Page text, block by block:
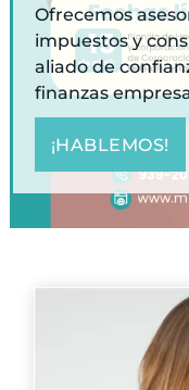
Ofrecemos
impuestos y
aliado de
finanzas
¡HABLEMOS!